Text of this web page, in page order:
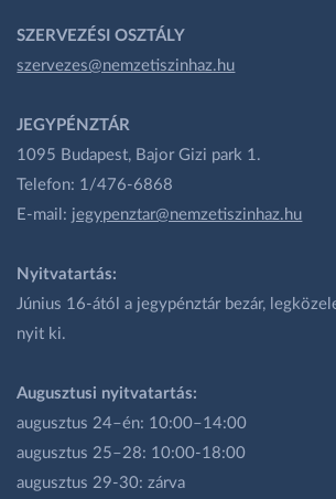
SZERVEZÉSI OSZTÁLY
szervezes@nemzetiszinhaz.hu
JEGYPÉNZTÁR
1095 Budapest, Bajor Gizi park 1.
Telefon: 1/476-6868
E-mail: jegypenztar@nemzetiszinhaz.hu
Nyitvatartás:
Június 16-ától a jegypénztár bezár,
nyit ki.
Augusztusi nyitvatartás:
augusztus 24–én: 10:00–14:00
augusztus 25–28: 10:00-18:00
augusztus 29-30: zárva